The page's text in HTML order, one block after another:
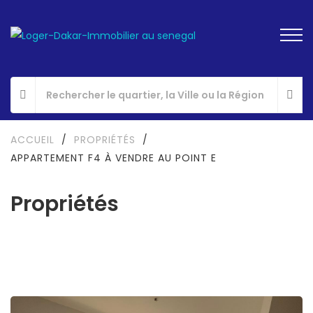
Propriétés
ACCUEIL / PROPRIÉTÉS
/
APPARTEMENT F4 À VENDRE AU POINT E